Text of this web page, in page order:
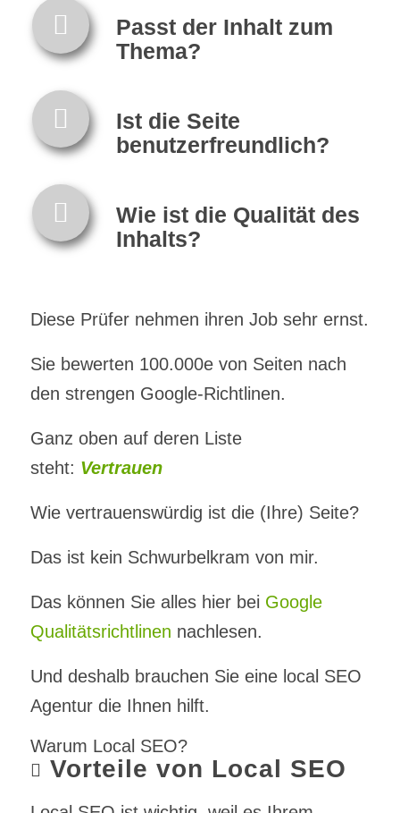
Passt der Inhalt zum
Thema?
Ist die Seite
benutzerfreundlich?
Wie ist die Qualität des
Inhalts?
Diese Prüfer nehmen ihren Job sehr ernst.
Sie bewerten 100.000e von Seiten nach
den strengen Google-Richtlinen.
Ganz oben auf deren Liste
steht: Vertrauen
Wie vertrauenswürdig ist die (Ihre) Seite?
Das ist kein Schwurbelkram von mir.
Das können Sie alles hier bei Google
Qualitätsrichtlinen nachlesen.
Und deshalb brauchen Sie eine local SEO
Agentur die Ihnen hilft.
Warum Local SEO?
Vorteile von Local SEO